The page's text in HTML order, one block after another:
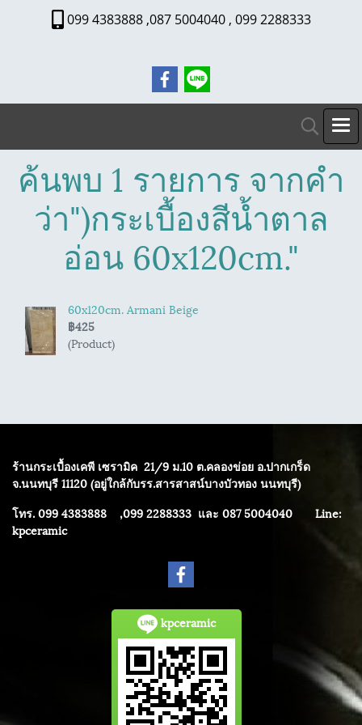
099 4383888 ,087 5004040 , 099 2288333
ค้นพบ 1 รายการ จากคำ
ว่า")กระเบื้องสีน้ำตาล
อ่อน 60x120cm."
60x120cm. Armani Beige
฿425
(Product)
ร้านกระเบื้องเคพี เซรามิค 21/9 ม.10 ต.คลองข่อย อ.ปากเกร็ด
จ.นนทบุรี 11120 (อยู่ใกล้กับรร.สารสาสน์บางบัวทอง นนทบุรี)
โทร. 099 4383888 ,099 2288333 และ 087 5004040 Line:
kpceramic
kpceramic